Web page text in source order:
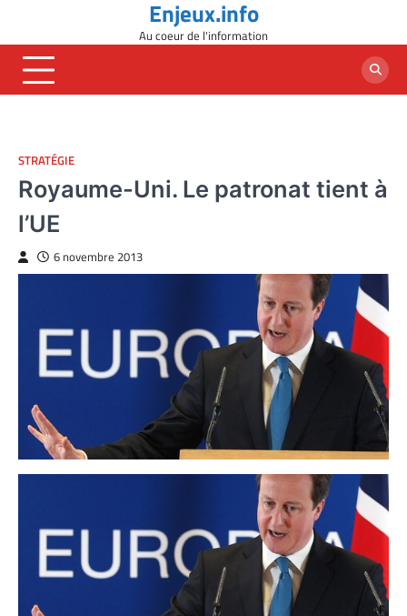
content
Enjeux.info
Au coeur de l'information
STRATÉGIE
Royaume-Uni. Le patronat tient à
l’UE
6 novembre 2013